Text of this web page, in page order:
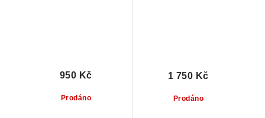
Prodáno
950 Kč
Prodáno
1 750 Kč